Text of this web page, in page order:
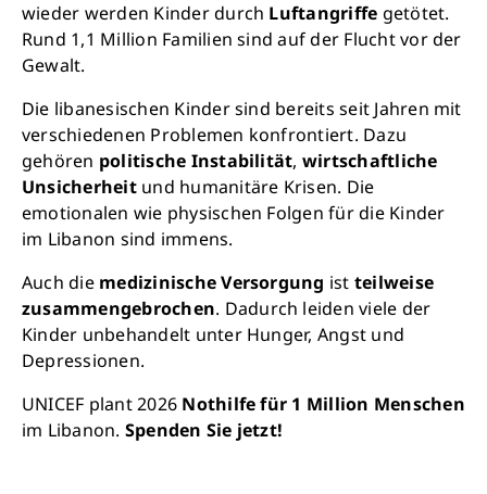
wieder werden Kinder durch Luftangriffe getötet.
Rund 1,1 Million Familien sind auf der Flucht vor der
Gewalt.
Die libanesischen Kinder sind bereits seit Jahren mit
verschiedenen Problemen konfrontiert. Dazu
gehören politische Instabilität, wirtschaftliche
Unsicherheitund humanitäre Krisen. Die
emotionalen wie physischen Folgen für die Kinder
im Libanon sind immens.
Auch die medizinische Versorgung ist teilweise
zusammengebrochen. Dadurch leiden viele der
Kinder unbehandelt unter Hunger, Angst und
Depressionen.
UNICEF plant 2026 Nothilfe für 1 Million Menschen
im Libanon. Spenden Sie jetzt!